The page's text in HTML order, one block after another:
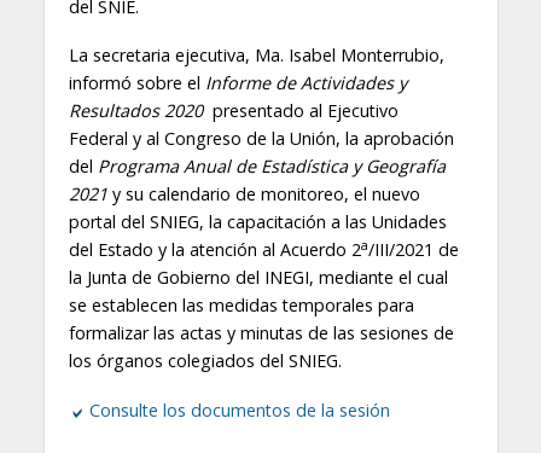
del SNIE.
La secretaria ejecutiva, Ma. Isabel Monterrubio,
informó sobre el Informe de Actividades y
Resultados 2020 presentado al Ejecutivo
Federal y al Congreso de la Unión, la aprobación
del Programa Anual de Estadística y Geografía
2021y su calendario de monitoreo, el nuevo
portal del SNIEG, la capacitación a las Unidades
del Estado y la atención al Acuerdo 2a/III/2021 de
la Junta de Gobierno del INEGI, mediante el cual
se establecen las medidas temporales para
formalizar las actas y minutas de las sesiones de
los órganos colegiados del SNIEG.
Consulte los documentos de la sesión